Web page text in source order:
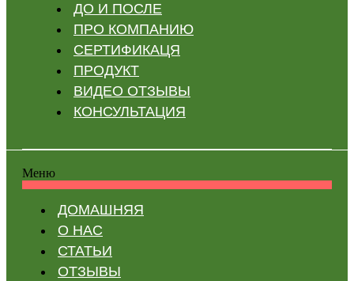
ДО И ПОСЛЕ
ПРО КОМПАНИЮ
СЕРТИФИКАЦЯ
ПРОДУКТ
ВИДЕО ОТЗЫВЫ
КОНСУЛЬТАЦИЯ
Меню
ДОМАШНЯЯ
О НАС
СТАТЬИ
ОТЗЫВЫ